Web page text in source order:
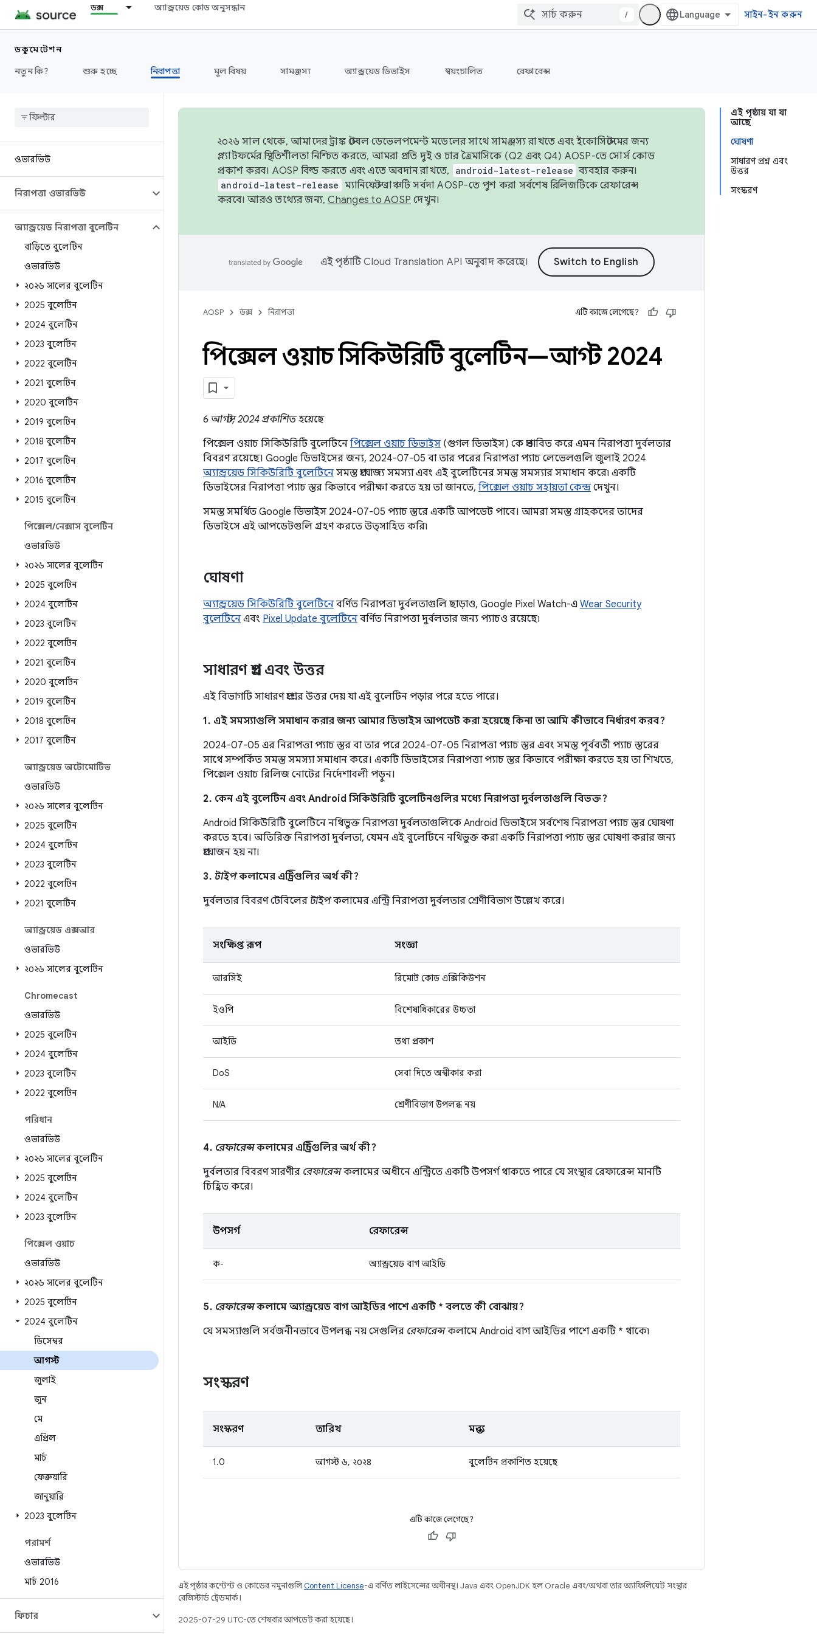
ডক্স অ্যান্ড্রয়েড কোড অনুসন্ধান
/ সাইন-ইন করুন
ডকুমেন্টেশন
নতুন কি?
শুরু হচ্ছে নিরাপত্তা মূল বিষয় সামঞ্জস্য অ্যান্ড্রয়েড ডিভাইস স্বয়ংচালিত রেফারেন্স
ওভারভিউ
নিরাপত্তা ওভারভিউ
অ্যান্ড্রয়েড নিরাপত্তা বুলেটিন
বাড়িতে বুলেটিন
ওভারভিউ
২০২৬ সালের বুলেটিন
2025 বুলেটিন
2024 বুলেটিন
2023 বুলেটিন
2022 বুলেটিন
2021 বুলেটিন
2020 বুলেটিন
2019 বুলেটিন
2018 বুলেটিন
2017 বুলেটিন
2016 বুলেটিন
2015 বুলেটিন
পিক্সেল/নেক্সাস বুলেটিন
ওভারভিউ
২০২৬ সালের বুলেটিন
2025 বুলেটিন
2024 বুলেটিন
2023 বুলেটিন
2022 বুলেটিন
2021 বুলেটিন
2020 বুলেটিন
2019 বুলেটিন
2018 বুলেটিন
2017 বুলেটিন
অ্যান্ড্রয়েড অটোমোটিভ
ওভারভিউ
২০২৬ সালের বুলেটিন
2025 বুলেটিন
2024 বুলেটিন
2023 বুলেটিন
2022 বুলেটিন
2021 বুলেটিন
অ্যান্ড্রয়েড এক্সআর
ওভারভিউ
২০২৬ সালের বুলেটিন
Chromecast
ওভারভিউ
2025 বুলেটিন
2024 বুলেটিন
2023 বুলেটিন
2022 বুলেটিন
পরিধান
ওভারভিউ
২০২৬ সালের বুলেটিন
2025 বুলেটিন
2024 বুলেটিন
2023 বুলেটিন
পিক্সেল ওয়াচ
ওভারভিউ
২০২৬ সালের বুলেটিন
2025 বুলেটিন
2024 বুলেটিন
ডিসেম্বর
আগস্ট
জুলাই
জুন
মে
এপ্রিল
মার্চ
ফেব্রুয়ারি
জানুয়ারি
2023 বুলেটিন
পরামর্শ
ওভারভিউ
মার্চ 2016
ফিচার
এই পৃষ্ঠায় যা যা
আছে
ঘোষণা
সাধারণ প্রশ্ন এবং
উত্তর
সংস্করণ
২০২৬ সাল থেকে, আমাদের ট্রাঙ্ক স্টেবল ডেভেলপমেন্ট মডেলের সাথে সামঞ্জস্য রাখতে এবং ইকোসিস্টেমের জন্য
প্ল্যাটফর্মের স্থিতিশীলতা নিশ্চিত করতে, আমরা প্রতি দুই ও চার ত্রৈমাসিকে (Q2 এবং Q4) AOSP-তে সোর্স কোড
প্রকাশ করব। AOSP বিল্ড করতে এবং এতে অবদান রাখতে,
android-latest-release ব্যবহার করুন।
android-latest-release ম্যানিফেস্ট ব্রাঞ্চটি সর্বদা AOSP-তে পুশ করা সর্বশেষ রিলিজটিকে রেফারেন্স
করবে। আরও তথ্যের জন্য,Changes to AOSP দেখুন।
এই পৃষ্ঠাটিCloud Translation API অনুবাদ করেছে।
AOSP ডক্স নিরাপত্তা এটি কাজে লেগেছে?
পিক্সেল ওয়াচ সিকিউরিটি বুলেটিন—আগস্ট 2024
6 আগস্ট, 2024 প্রকাশিত হয়েছে
পিক্সেল ওয়াচ সিকিউরিটি বুলেটিনে পিক্সেল ওয়াচ ডিভাইস (গুগল ডিভাইস) কে প্রভাবিত করে এমন নিরাপত্তা দুর্বলতার
বিবরণ রয়েছে। Google ডিভাইসের জন্য, 2024-07-05 বা তার পরের নিরাপত্তা প্যাচ লেভেলগুলি জুলাই 2024
অ্যান্ড্রয়েড সিকিউরিটি বুলেটিনে সমস্ত প্রযোজ্য সমস্যা এবং এই বুলেটিনের সমস্ত সমস্যার সমাধান করে৷ একটি
ডিভাইসের নিরাপত্তা প্যাচ স্তর কিভাবে পরীক্ষা করতে হয় তা জানতে, পিক্সেল ওয়াচ সহায়তা কেন্দ্র দেখুন।
সমস্ত সমর্থিত Google ডিভাইস 2024-07-05 প্যাচ স্তরে একটি আপডেট পাবে। আমরা সমস্ত গ্রাহকদের তাদের
ডিভাইসে এই আপডেটগুলি গ্রহণ করতে উত্সাহিত করি৷
ঘোষণা
অ্যান্ড্রয়েড সিকিউরিটি বুলেটিনে বর্ণিত নিরাপত্তা দুর্বলতাগুলি ছাড়াও, Google Pixel Watch-এ Wear Security
বুলেটিনে এবং Pixel Update বুলেটিনে বর্ণিত নিরাপত্তা দুর্বলতার জন্য প্যাচও রয়েছে৷
সাধারণ প্রশ্ন এবং উত্তর
এই বিভাগটি সাধারণ প্রশ্নের উত্তর দেয় যা এই বুলেটিন পড়ার পরে হতে পারে।
1. এই সমস্যাগুলি সমাধান করার জন্য আমার ডিভাইস আপডেট করা হয়েছে কিনা তা আমি কীভাবে নির্ধারণ করব?
2024-07-05 এর নিরাপত্তা প্যাচ স্তর বা তার পরে 2024-07-05 নিরাপত্তা প্যাচ স্তর এবং সমস্ত পূর্ববর্তী প্যাচ স্তরের
সাথে সম্পর্কিত সমস্ত সমস্যা সমাধান করে। একটি ডিভাইসের নিরাপত্তা প্যাচ স্তর কিভাবে পরীক্ষা করতে হয় তা শিখতে,
পিক্সেল ওয়াচ রিলিজ নোটের নির্দেশাবলী পড়ুন।
2. কেন এই বুলেটিন এবং Android সিকিউরিটি বুলেটিনগুলির মধ্যে নিরাপত্তা দুর্বলতাগুলি বিভক্ত?
Android সিকিউরিটি বুলেটিনে নথিভুক্ত নিরাপত্তা দুর্বলতাগুলিকে Android ডিভাইসে সর্বশেষ নিরাপত্তা প্যাচ স্তর ঘোষণা
করতে হবে। অতিরিক্ত নিরাপত্তা দুর্বলতা, যেমন এই বুলেটিনে নথিভুক্ত করা একটি নিরাপত্তা প্যাচ স্তর ঘোষণা করার জন্য
প্রয়োজন হয় না।
3. টাইপকলামের এন্ট্রিগুলির অর্থ কী?
দুর্বলতার বিবরণ টেবিলের টাইপকলামের এন্ট্রি নিরাপত্তা দুর্বলতার শ্রেণীবিভাগ উল্লেখ করে।
সংক্ষিপ্ত রূপ সংজ্ঞা
আরসিই রিমোট কোড এক্সিকিউশন
ইওপি বিশেষাধিকারের উচ্চতা
আইডি তথ্য প্রকাশ
DoS সেবা দিতে অস্বীকার করা
N/A শ্রেণীবিভাগ উপলব্ধ নয়
4. রেফারেন্সকলামের এন্ট্রিগুলির অর্থ কী?
দুর্বলতার বিবরণ সারণীর রেফারেন্সকলামের অধীনে এন্ট্রিতে একটি উপসর্গ থাকতে পারে যে সংস্থার রেফারেন্স মানটি
চিহ্নিত করে।
উপসর্গ রেফারেন্স
ক- অ্যান্ড্রয়েড বাগ আইডি
5. রেফারেন্সকলামে অ্যান্ড্রয়েড বাগ আইডির পাশে একটি * বলতে কী বোঝায়?
যে সমস্যাগুলি সর্বজনীনভাবে উপলব্ধ নয় সেগুলির রেফারেন্সকলামে Android বাগ আইডির পাশে একটি * থাকে৷
সংস্করণ
সংস্করণ তারিখ মন্তব্য
1.0 আগস্ট ৬, ২০২৪ বুলেটিন প্রকাশিত হয়েছে
এটি কাজে লেগেছে?
এই পৃষ্ঠার কন্টেন্ট ও কোডের নমুনাগুলিContent License-এ বর্ণিত লাইসেন্সের অধীনস্থ। Java এবং OpenJDK হল Oracle এবং/অথবা তার অ্যাফিলিয়েট সংস্থার
রেজিস্টার্ড ট্রেডমার্ক।
2025-07-29 UTC-তে শেষবার আপডেট করা হয়েছে।